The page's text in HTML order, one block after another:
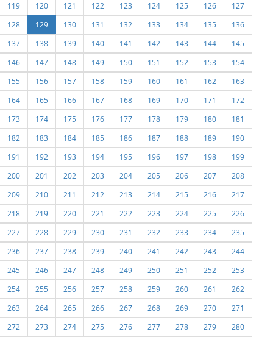
119
120 121 122 123 124 125 126
127
128
129 130 131 132 133 134 135
136
137
138 139 140 141 142 143 144
145
146
147 148 149 150 151 152 153
154
155
156 157 158 159 160 161 162
163
164
165 166 167 168 169 170 171
172
173
174 175 176 177 178 179 180
181
182
183 184 185 186 187 188 189
190
191
192 193 194 195 196 197 198
199
200
201 202 203 204 205 206 207
208
209
210 211 212 213 214 215 216
217
218
219 220 221 222 223 224 225
226
227
228 229 230 231 232 233 234
235
236
237 238 239 240 241 242 243
244
245
246 247 248 249 250 251 252
253
254
255 256 257 258 259 260 261
262
263
264 265 266 267 268 269 270
271
272
273 274 275 276 277 278 279
280